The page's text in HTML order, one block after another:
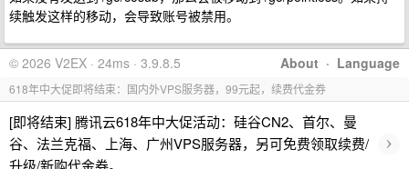
续触发这样的移动，会导致账号被禁用。
About · Language
© 2026 V2EX · 24ms · 3.9.8.5
618年中大促即将结束：国内外VPS服务器，99元起，续费代金券
[即将结束] 腾讯云618年中大促活动：硅谷CN2、首尔、曼
谷、法兰克福、上海、广州VPS服务器，另可免费领取续费/
›